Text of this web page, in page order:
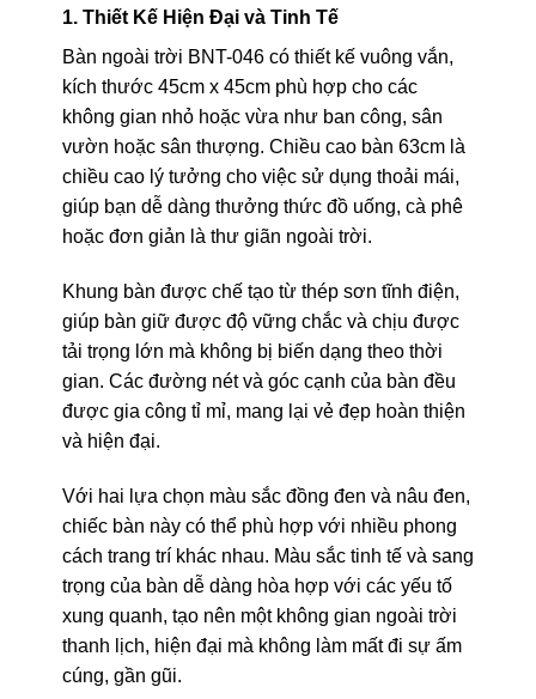
1. Thiết Kế Hiện Đại và Tinh Tế
Bàn ngoài trời BNT-046 có thiết kế vuông vắn,
kích thước 45cm x 45cm phù hợp cho các
không gian nhỏ hoặc vừa như ban công, sân
vườn hoặc sân thượng. Chiều cao bàn 63cm là
chiều cao lý tưởng cho việc sử dụng thoải mái,
giúp bạn dễ dàng thưởng thức đồ uống, cà phê
hoặc đơn giản là thư giãn ngoài trời.
Khung bàn được chế tạo từ thép sơn tĩnh điện,
giúp bàn giữ được độ vững chắc và chịu được
tải trọng lớn mà không bị biến dạng theo thời
gian. Các đường nét và góc cạnh của bàn đều
được gia công tỉ mỉ, mang lại vẻ đẹp hoàn thiện
và hiện đại.
Với hai lựa chọn màu sắc đồng đen và nâu đen,
chiếc bàn này có thể phù hợp với nhiều phong
cách trang trí khác nhau. Màu sắc tinh tế và sang
trọng của bàn dễ dàng hòa hợp với các yếu tố
xung quanh, tạo nên một không gian ngoài trời
thanh lịch, hiện đại mà không làm mất đi sự ấm
cúng, gần gũi.